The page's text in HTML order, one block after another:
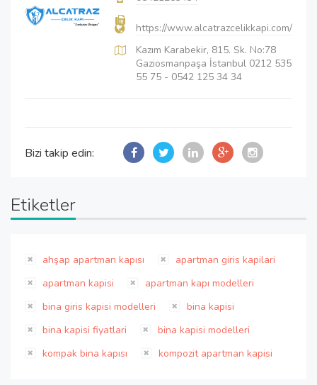
https://www.alcatrazcelikkapi.com/
Kazım Karabekir, 815. Sk. No:78
Gaziosmanpaşa İstanbul 0212 535
55 75 - 0542 125 34 34
Bizi takip edin:
Etiketler
ahşap apartman kapısı
apartman giris kapilari
apartman kapisi
apartman kapı modelleri
bina giris kapisi modelleri
bina kapisi
bina kapisi fiyatlari
bina kapisi modelleri
kompak bina kapısı
kompozit apartman kapisi